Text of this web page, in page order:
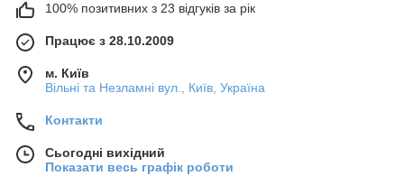
100% позитивних з 23 відгуків за рік
Працює з 28.10.2009
м. Київ
Вільні та Незламні вул., Київ, Україна
Контакти
Сьогодні вихідний
Показати весь графік роботи